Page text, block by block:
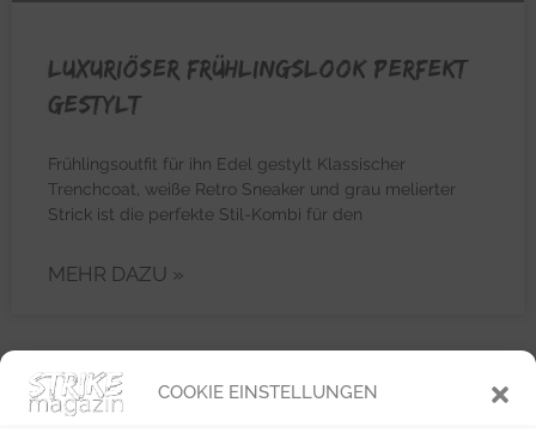
COOKIE EINSTELLUNGEN
Luxuriöser Frühlingslook perfekt
gestylt
Frühlingsoutfit für ihn Edel gestylt Klassischer
Trenchcoat, weiße Retro Sneaker und grau melierter
Strick ist die perfekte Stil-Kombi für den
MEHR DAZU »